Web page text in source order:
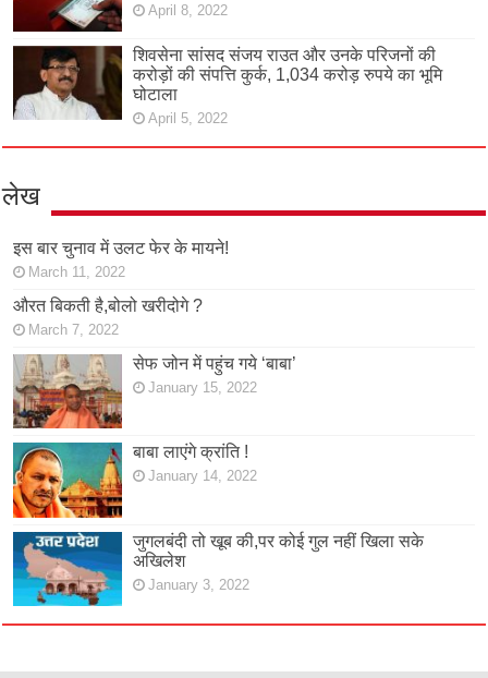
April 8, 2022
शिवसेना सांसद संजय राउत और उनके परिजनों की
करोड़ों की संपत्ति कुर्क, 1,034 करोड़ रुपये का भूमि
घोटाला
April 5, 2022
लेख
इस बार चुनाव में उलट फेर के मायने!
March 11, 2022
औरत बिकती है,बोलो खरीदोगे ?
March 7, 2022
सेफ जोन में पहुंच गये ‘बाबा’
January 15, 2022
बाबा लाएंगे क्रांति !
January 14, 2022
जुगलबंदी तो खूब की,पर कोई गुल नहीं खिला सके
अखिलेश
January 3, 2022